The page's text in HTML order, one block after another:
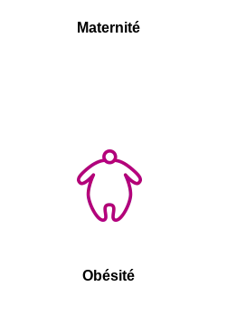
Maternité
Obésité